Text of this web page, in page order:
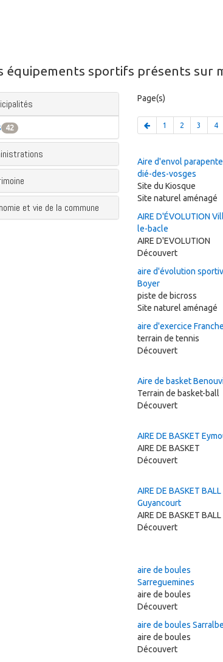
équipements sportifs présents sur
42
et vie de la commune
Page(s)
1 2 3 4
Aire d'envol
dié-des-vosges
Site du Kiosque
Site naturel aménagé
AIRE D'ÉVOLUTION
le-bacle
AIRE D'EVOLUTION
Découvert
aire d'évolution
Boyer
piste de bicross
Site naturel aménagé
aire d'exercice
terrain de tennis
Découvert
Aire de basket
Terrain de basket-ball
Découvert
AIRE DE BASKET
AIRE DE BASKET
Découvert
AIRE DE BASKET BALL
Guyancourt
AIRE DE BASKET BALL
Découvert
aire de boules
Sarreguemines
aire de boules
Découvert
aire de boules Sarralbe
aire de boules
Découvert